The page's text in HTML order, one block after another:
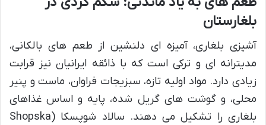
بلغارستان
آشپزی بلغاری، آمیزه ای دلنشین از طعم های بالکانی،
مدیترانه ای و ترکی است که با ذائقه ایرانیان نیز قرابت
زیادی دارد. مواد اولیه تازه، سبزیجات فراوان، ماست و پنیر
محلی، و گوشت های گریل شده، پایه و اساس غذاهای
بلغاری را تشکیل می دهند. سالاد شوپسکا (Shopska